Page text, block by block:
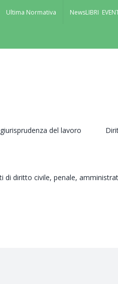
Ultima Normativa NewsLIBRI
del lavoro
di diritto civile, penale,